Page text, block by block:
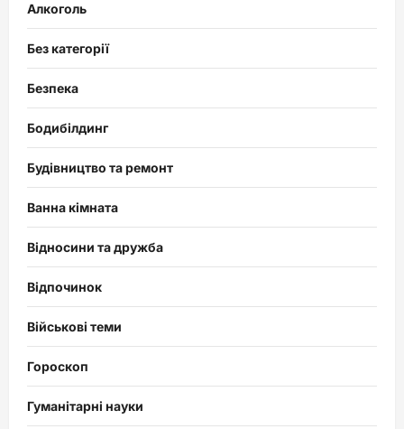
Алкоголь
Без категорії
Безпека
Бодибілдинг
Будівництво та ремонт
Ванна кімната
Відносини та дружба
Відпочинок
Військові теми
Гороскоп
Гуманітарні науки